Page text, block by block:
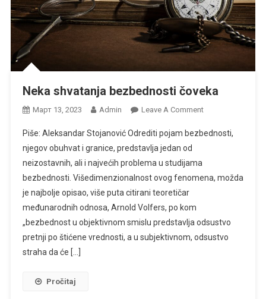
Neka shvatanja bezbednosti čoveka
Март 13, 2023 Admin Leave A CommentOn
Shvatanja
Piše: Aleksandar Stojanović Odrediti pojam bezbednosti,
njegov obuhvat i granice, predstavlja jedan od
neizostavnih, ali i najvećih problema u studijama
bezbednosti. Višedimenzionalnost ovog fenomena, možda
je najbolje opisao, više puta citirani teoretičar
međunarodnih odnosa, Arnold Volfers, po kom
„bezbednost u objektivnom smislu predstavlja odsustvo
pretnji po štićene vrednosti, a u subjektivnom, odsustvo
straha da će […]
Pročitaj